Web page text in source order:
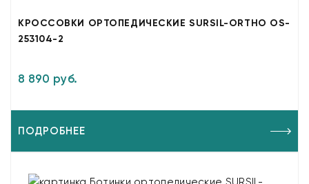
КРОССОВКИ ОРТОПЕДИЧЕСКИЕ SURSIL-ORTHO OS-
253104-2
8 890 руб.
ПОДРОБНЕЕ